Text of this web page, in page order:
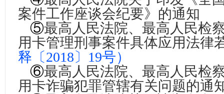
案件工作座谈会纪要》的通知
⑤最高人民法院、最高人民检
用卡管理刑事案件具体应用法律
释〔2018〕19号）
⑥最高人民法院、最高人民检
用卡诈骗犯罪管辖有关问题的通